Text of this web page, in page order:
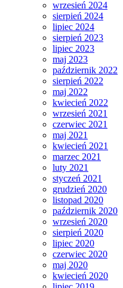
wrzesień 2024
sierpień 2024
lipiec 2024
sierpień 2023
lipiec 2023
maj 2023
październik 2022
sierpień 2022
maj 2022
kwiecień 2022
wrzesień 2021
czerwiec 2021
maj 2021
kwiecień 2021
marzec 2021
luty 2021
styczeń 2021
grudzień 2020
listopad 2020
październik 2020
wrzesień 2020
sierpień 2020
lipiec 2020
czerwiec 2020
maj 2020
kwiecień 2020